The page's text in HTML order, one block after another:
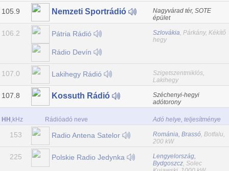
105.9 Nemzeti Sportrádió
Nagyvárad tér, SOTE
épület
106.2 Pátria Rádió
Rádio Devín
Szlovákia, Párkány, Kékítő
hegy
107.0 Lakihegy Rádió
Szigetszentmiklós,
Lakihegy
107.8 Kossuth Rádió
Széchenyi-hegyi
adótorony
HH ,kHz Rádióadó neve Adó helye, teljesítménye
153 Radio Antena Satelor Románia, Brassó, Botfalu,
200 kW
225 Polskie Radio Jedynka
Lengyelország,
Bydgoszcz, Solec